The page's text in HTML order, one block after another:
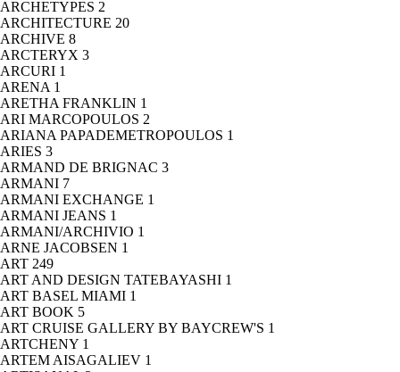
ARCHETYPES 2
ARCHITECTURE 20
ARCHIVE 8
ARCTERYX 3
ARCURI 1
ARENA 1
ARETHA FRANKLIN 1
ARI MARCOPOULOS 2
ARIANA PAPADEMETROPOULOS 1
ARIES 3
ARMAND DE BRIGNAC 3
ARMANI 7
ARMANI EXCHANGE 1
ARMANI JEANS 1
ARMANI/ARCHIVIO 1
ARNE JACOBSEN 1
ART 249
ART AND DESIGN TATEBAYASHI 1
ART BASEL MIAMI 1
ART BOOK 5
ART CRUISE GALLERY BY BAYCREW'S 1
ARTCHENY 1
ARTEM AISAGALIEV 1